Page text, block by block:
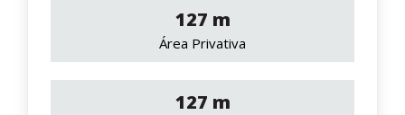
127 m
Área Privativa
127 m